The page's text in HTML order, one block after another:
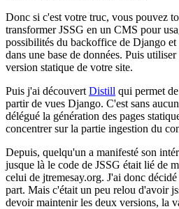
Donc si c'est votre truc, vous pouvez
transformer JSSG en un CMS pour
possibilités du backoffice de Django et
dans une base de données. Puis
version statique de votre site.
Puis j'ai découvert Distill qui permet
partir de vues Django. C'est sans
délégué la génération des pages
concentrer sur la partie ingestion du
Depuis, quelqu'un a manifesté son
jusque là le code de JSSG était lié de
celui de jtremesay.org. J'ai donc
part. Mais c'était un peu relou d'avoir
devoir maintenir les deux versions, la